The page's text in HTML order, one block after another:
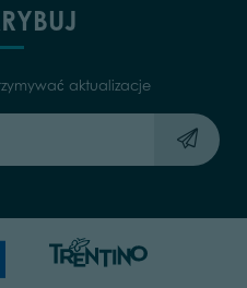
aktualizacje